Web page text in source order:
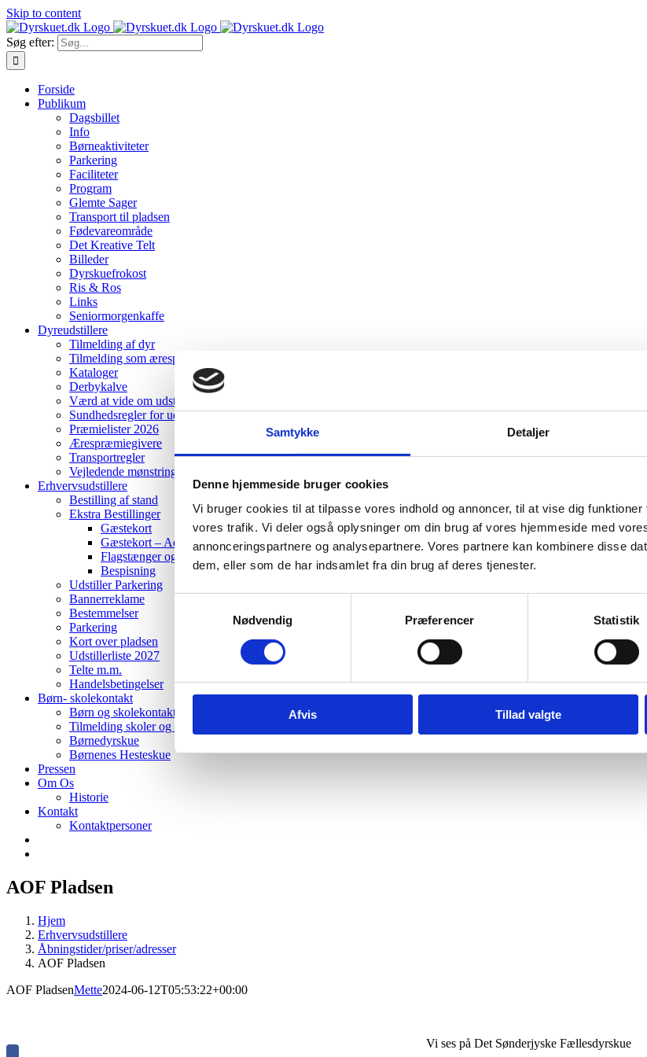
Samtykke Detaljer
Denne hjemmeside bruger cookies
Vi bruger cookies til at tilpasse vores indhold og annoncer, til at vise dig
vores trafik. Vi deler også oplysninger om din brug af vores hjemmeside med
annonceringspartnere og analysepartnere. Vores partnere kan kombinere disse
dem, eller som de har indsamlet fra din brug af deres tjenester.
Nødvendig
Præferencer Statistik
Afvis Tillad valgte
Skip to content
Søg efter:
Forside
Publikum
Dagsbillet
Info
Børneaktiviteter
Parkering
Faciliteter
Program
Glemte Sager
Transport til pladsen
Fødevareområde
Det Kreative Telt
Billeder
Dyrskuefrokost
Ris & Ros
Links
Seniormorgenkaffe
Dyreudstillere
Tilmelding af dyr
Tilmelding som ærespræmiegiver
Kataloger
Derbykalve
Værd at vide om udstilling af dyr
Sundhedsregler for udstilling af dyr
Præmielister 2026
Ærespræmiegivere
Transportregler
Vejledende mønstringsregler for heste
Erhvervsudstillere
Bestilling af stand
Ekstra Bestillinger
Gæstekort
Gæstekort – Adgangskort og Frokostkort
Flagstænger og Sokler
Bespisning
Udstiller Parkering
Bannerreklame
Bestemmelser
Parkering
Kort over pladsen
Udstillerliste 2027
Telte m.m.
Handelsbetingelser
Børn- skolekontakt
Børn og skolekontakt
Tilmelding skoler og institutioner
Børnedyrskue
Børnenes Hesteskue
Pressen
Om Os
Historie
Kontakt
Kontaktpersoner
AOF Pladsen
Hjem
Erhvervsudstillere
Åbningstider/priser/adresser
AOF Pladsen
AOF PladsenMette2024-06-12T05:53:22+00:00
Vi ses på Det Sønderjyske Fællesdyrskue